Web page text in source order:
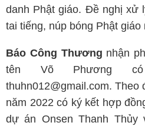
danh Phật giáo. Đề nghị xử
tai tiếng, núp bóng Phật
Báo Công Thương nhận
tên Võ Phương
thuhn012@gmail.com. Theo
năm 2022 có ký kết hợp
dự án Onsen Thanh